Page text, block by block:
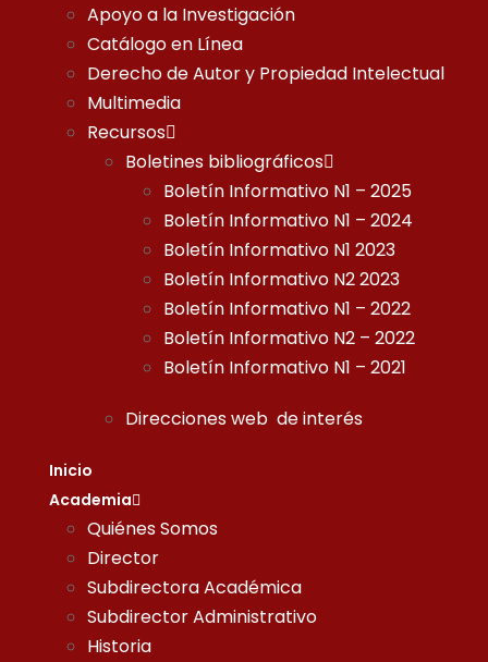
Apoyo a la Investigación
Catálogo en Línea
Derecho de Autor y Propiedad Intelectual
Multimedia
Recursos
Boletines bibliográficos
Boletín Informativo N1 – 2025
Boletín Informativo N1 – 2024
Boletín Informativo N1 2023
Boletín Informativo N2 2023
Boletín Informativo N1 – 2022
Boletín Informativo N2 – 2022
Boletín Informativo N1 – 2021
Direcciones web de interés
Inicio
Academia
Quiénes Somos
Director
Subdirectora Académica
Subdirector Administrativo
Historia